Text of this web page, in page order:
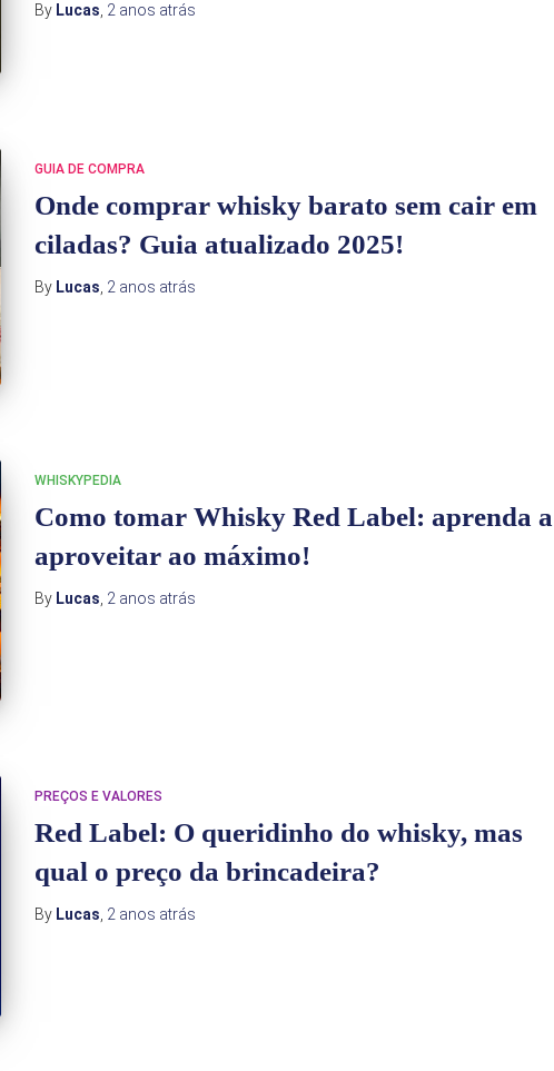
By Lucas, 2 anos atrás
GUIA DE COMPRA
Onde comprar whisky barato sem cair em
ciladas? Guia atualizado 2025!
By Lucas 2 anos atrás
WHISKYPEDIA
Como tomar Whisky Red Label: aprenda a
aproveitar ao máximo!
By Lucas, 2 anos atrás
PREÇOS E VALORES
Red Label: O queridinho do whisky, mas
qual o preço da brincadeira?
By Lucas 2 anos atrás